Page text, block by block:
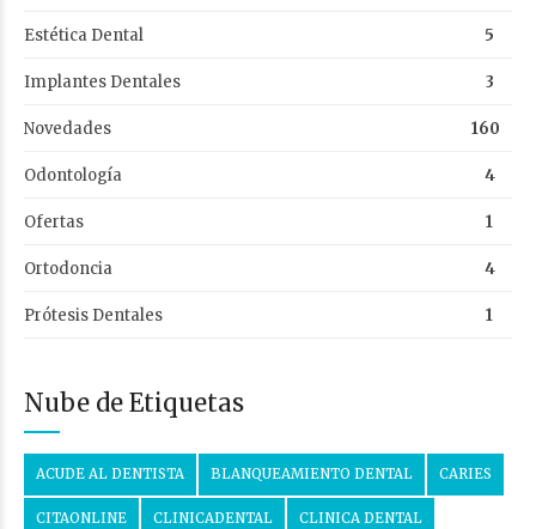
Estética Dental 5
Implantes Dentales 3
Novedades 160
Odontología 4
Ofertas 1
Ortodoncia 4
Prótesis Dentales 1
Nube de Etiquetas
ACUDE AL DENTISTA BLANQUEAMIENTO DENTAL CARIES
CITAONLINE CLINICADENTAL CLINICA DENTAL